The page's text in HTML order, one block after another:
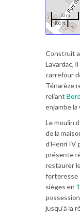
50 m
100 ft
Construit
Lavardac,
carrefour
Ténarèze
reliant
enjambe
Le moulin
de la
d’Henri IV
présente
restaurer
forteresse
sièges en
jusqu’à la